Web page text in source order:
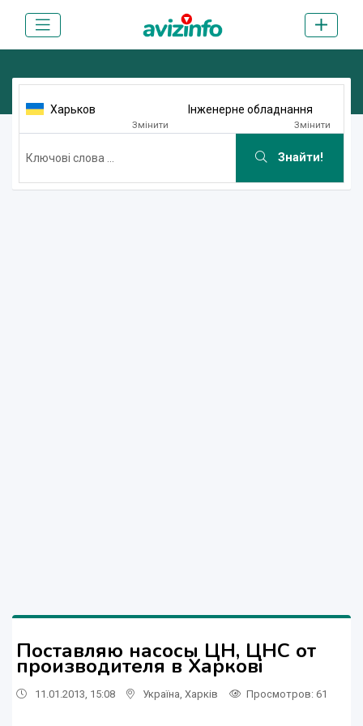
Харьков
Змінити
Інженерне обладнання
Змінити
Знайти!
Поставляю насосы ЦН, ЦНС от
производителя в Харкові
11.01.2013, 15:08 Україна Харків Просмотров: 61